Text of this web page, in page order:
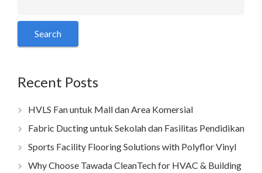
Recent Posts
HVLS Fan untuk Mall dan Area Komersial
Fabric Ducting untuk Sekolah dan Fasilitas Pendidikan
Sports Facility Flooring Solutions with Polyflor Vinyl
Why Choose Tawada CleanTech for HVAC & Building